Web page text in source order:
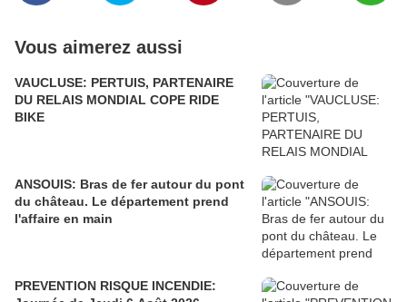
Vous aimerez aussi
VAUCLUSE: PERTUIS, PARTENAIRE
DU RELAIS MONDIAL COPE RIDE
BIKE
ANSOUIS: Bras de fer autour du pont
du château. Le département prend
l'affaire en main
PREVENTION RISQUE INCENDIE: